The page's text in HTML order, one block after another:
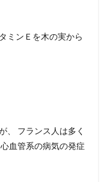
ミンＥを木の実から
、 フランス人は多く
血管系の病気の発症